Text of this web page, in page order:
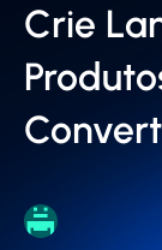
Crie